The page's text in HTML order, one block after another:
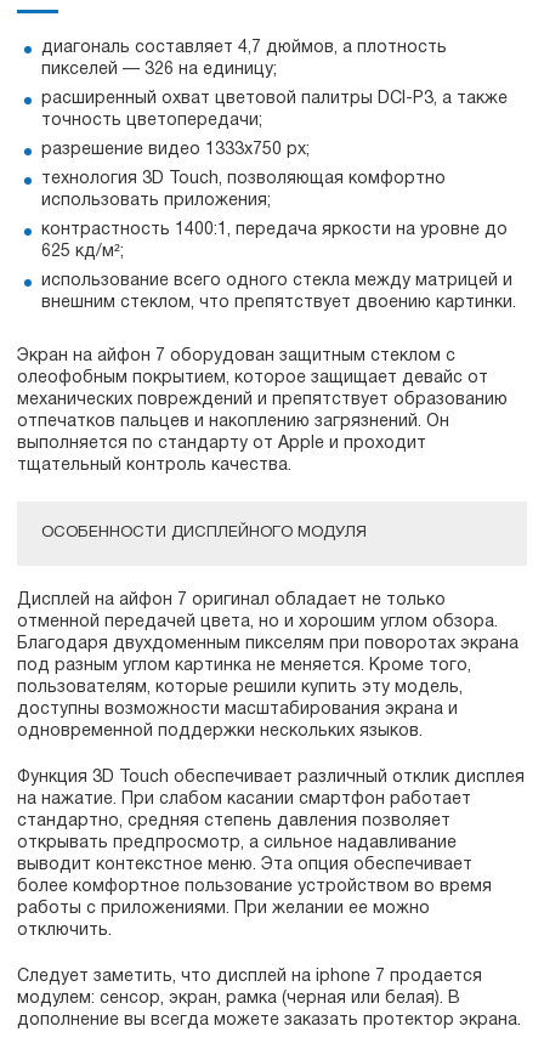
диагональ составляет 4,7 дюймов, а плотность
пикселей — 326 на единицу;
расширенный охват цветовой палитры DCI-P3, а также
точность цветопередачи;
разрешение видео 1333х750 px;
технология 3D Touch, позволяющая комфортно
использовать приложения;
контрастность 1400:1, передача яркости на уровне до
625 кд/м²;
использование всего одного стекла между матрицей и
внешним стеклом, что препятствует двоению картинки.
Экран на айфон 7 оборудован защитным стеклом с
олеофобным покрытием, которое защищает девайс от
механических повреждений и препятствует образованию
отпечатков пальцев и накоплению загрязнений. Он
выполняется по стандарту от Apple и проходит
тщательный контроль качества.
ОСОБЕННОСТИ ДИСПЛЕЙНОГО МОДУЛЯ
Дисплей на айфон 7 оригинал обладает не только
отменной передачей цвета, но и хорошим углом обзора.
Благодаря двухдоменным пикселям при поворотах экрана
под разным углом картинка не меняется. Кроме того,
пользователям, которые решили купить эту модель,
доступны возможности масштабирования экрана и
одновременной поддержки нескольких языков.
Функция 3D Touch обеспечивает различный отклик дисплея
на нажатие. При слабом касании смартфон работает
стандартно, средняя степень давления позволяет
открывать предпросмотр, а сильное надавливание
выводит контекстное меню. Эта опция обеспечивает
более комфортное пользование устройством во время
работы с приложениями. При желании ее можно
отключить.
Следует заметить, что дисплей на iphone 7 продается
модулем: сенсор, экран, рамка (черная или белая). В
дополнение вы всегда можете заказать протектор экрана.